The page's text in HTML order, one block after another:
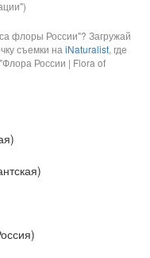
флоры России"? Загружай
съемки на iNaturalist, где
России | Flora of